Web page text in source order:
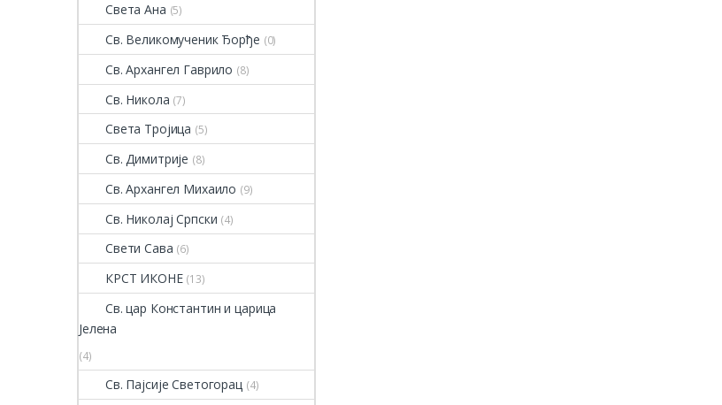
Света Ана (5)
Св. Великомученик Ђорђе (0)
Св. Архангел Гаврило (8)
Св. Никола (7)
Света Тројица (5)
Св. Димитрије (8)
Св. Архангел Михаило (9)
Св. Николај Српски (4)
Свети Сава (6)
КРСТ ИКОНЕ (13)
Св. цар Константин и царица
Јелена
(4)
Св. Пајсије Светогорац (4)